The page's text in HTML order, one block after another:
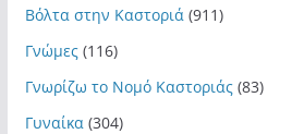
Βόλτα στην Καστοριά (911)
Γνώμες(116)
Γνωρίζω το Νομό Καστοριάς(83)
Γυναίκα (304)